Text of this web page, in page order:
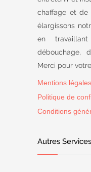
chaffage et de
élargissons
en
débouchage,
Merci pour
Mentions légales
Politique de
Conditions
Autres Services